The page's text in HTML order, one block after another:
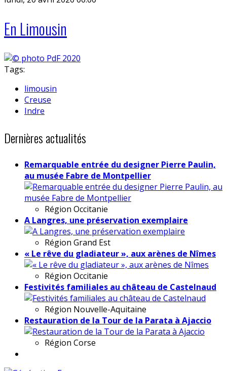
En Limousin
Tags:
limousin
Creuse
Indre
Dernières actualités
Remarquable entrée du designer Pierre Paulin,
au musée Fabre de Montpellier
Région Occitanie
A Langres, une préservation exemplaire
Région Grand Est
« Le rêve du gladiateur », aux arènes de Nîmes
Région Occitanie
Festivités familiales au château de Castelnaud
Région Nouvelle-Aquitaine
Restauration de la Tour de la Parata à Ajaccio
Région Corse